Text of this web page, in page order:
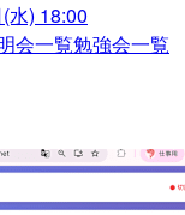
水) 18:00
会一覧勉強会一覧